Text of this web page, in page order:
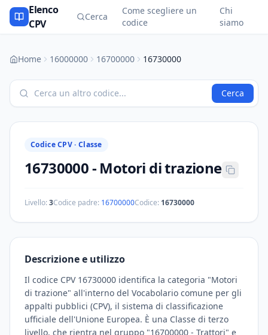
Elenco
CPV
Cerca
Come scegliere un
codice
Chi
siamo
Home 16000000 16700000 16730000
Cerca
Codice CPV · Classe
16730000- Motori di trazione
Livello:3Codice padre: 16700000Codice: 16730000
Descrizione e utilizzo
Il codice CPV 16730000 identifica la categoria "Motori
di trazione" all'interno del Vocabolario comune per gli
appalti pubblici (CPV), il sistema di classificazione
ufficiale dell'Unione Europea. È una Classe di terzo
livello, che rientra nel gruppo "16700000 - Trattori" e